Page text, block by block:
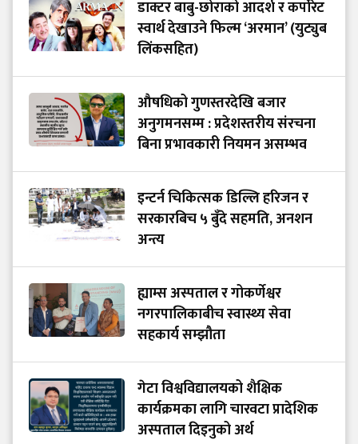
डाक्टर बाबु-छोराको आदर्श र कर्पोरेट
स्वार्थ देखाउने फिल्म ‘अरमान’ (युट्युब
लिंकसहित)
औषधिको गुणस्तरदेखि बजार
अनुगमनसम्म : प्रदेशस्तरीय संरचना
बिना प्रभावकारी नियमन असम्भव
इन्टर्न चिकित्सक डिल्लि हरिजन र
सरकारबिच ५ बुँदे सहमति, अनशन
अन्त्य
ह्याम्स अस्पताल र गोकर्णेश्वर
नगरपालिकाबीच स्वास्थ्य सेवा
सहकार्य सम्झौता
गेटा विश्वविद्यालयको शैक्षिक
कार्यक्रमका लागि चारवटा प्रादेशिक
अस्पताल दिइनुको अर्थ